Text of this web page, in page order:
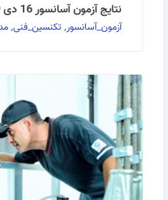
نتایج آزمون آسانسور 16 دی 99
آزمون_آسانسور, تکنسین_فنی,
به گزارش روابط عمومی مرکز
آسانسور 99/10/16 به پیوست ضمیمه می‌گردد. …
ادامه مطلب